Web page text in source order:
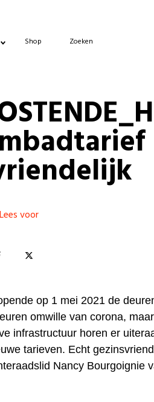
Shop Zoeken
Lees voor
op 1 mei 2021 de
omwille van corona,
infrastructuur horen er
tarieven. Echt
Nancy Bourgoignie